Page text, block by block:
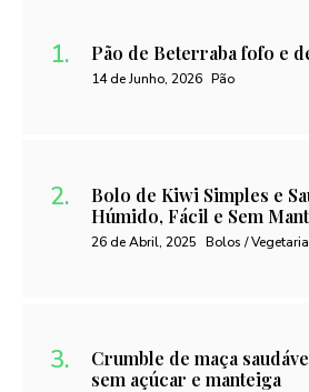
Pão de Beterraba fofo e
14 de Junho, 2026 Pão
Bolo de Kiwi Simples e
Húmido, Fácil e Sem
26 de Abril, 2025 Bolos /
Crumble de maça
sem açúcar e manteiga